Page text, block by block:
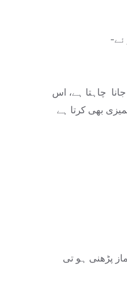
چاہتا ہے، اس
بھی کرتا ہے
پڑھنی ہو تی